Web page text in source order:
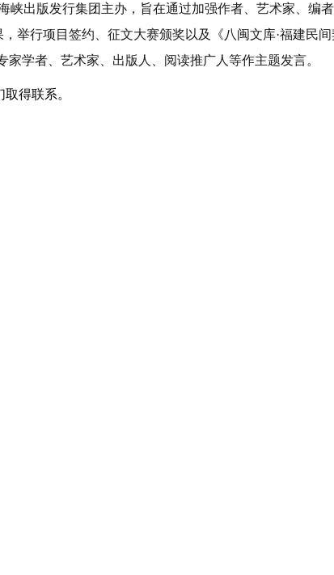
出版发行集团主办，旨在通过加强作者、艺术家、编
举行项目签约、征文大赛颁奖以及《八闽文库·福建民
学者、艺术家、出版人、阅读推广人等作主题发言。
得联系。